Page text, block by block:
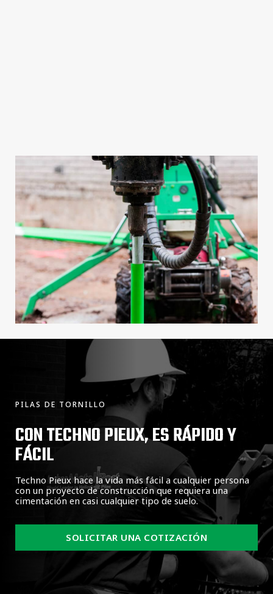
PILAS DE TORNILLO
CON TECHNO PIEUX, ES RÁPIDO Y
FÁCIL
Techno Pieux hace la vida más fácil a cualquier persona
con un proyecto de construcción que requiera una
cimentación en casi cualquier tipo de suelo.
SOLICITAR UNA COTIZACIÓN